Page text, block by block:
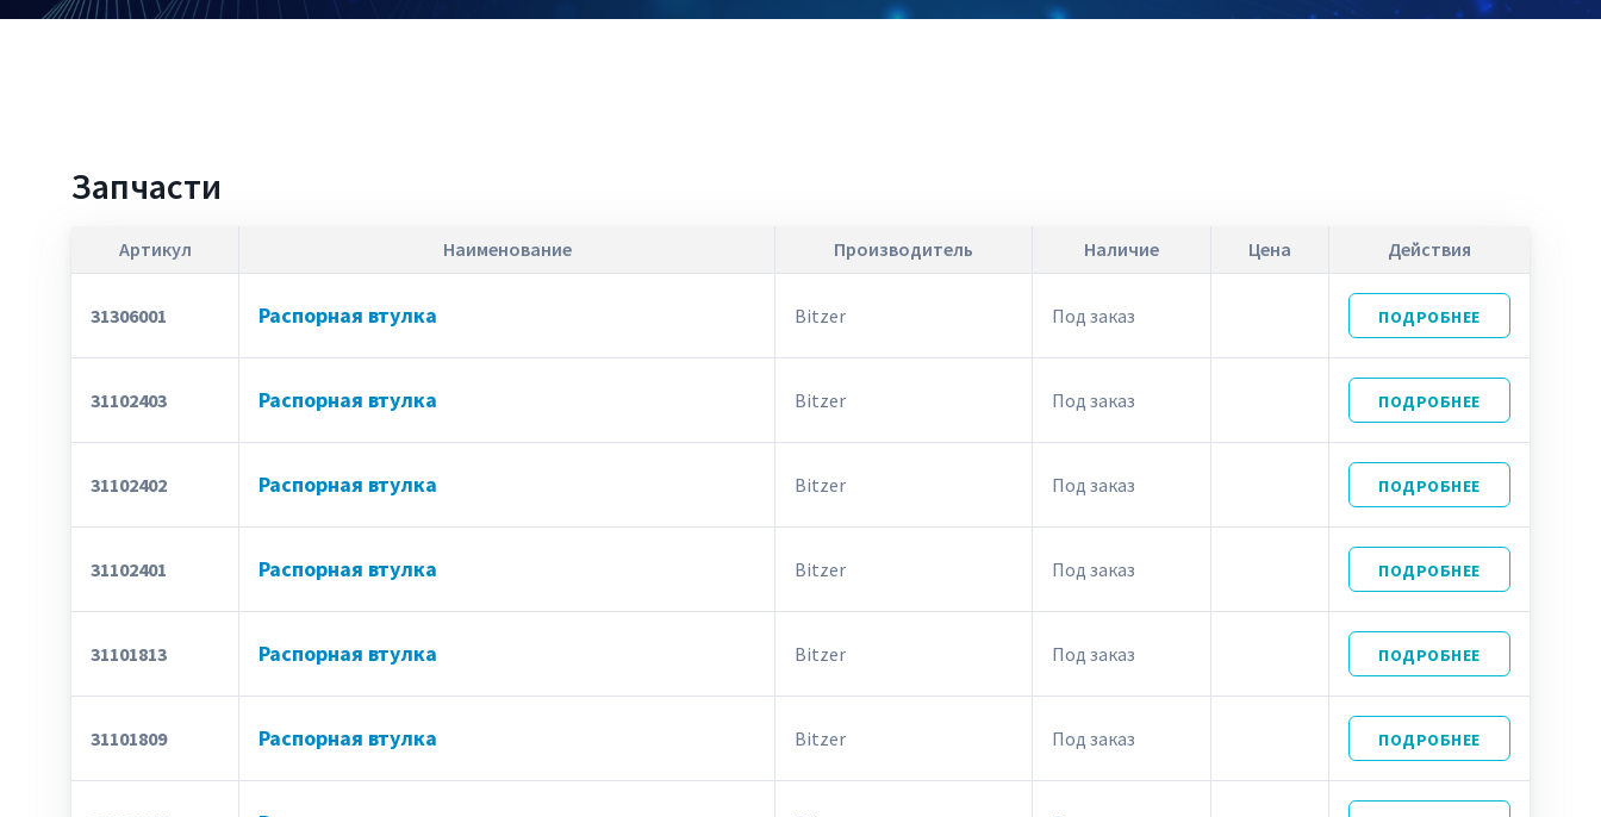
Запчасти
Артикул Наименование Производитель Наличие Цена Действия
31306001 Распорная втулка Bitzer Под заказ ПОДРОБНЕЕ
31102403 Распорная втулка Bitzer Под заказ ПОДРОБНЕЕ
31102402 Распорная втулка Bitzer Под заказ ПОДРОБНЕЕ
31102401 Распорная втулка Bitzer Под заказ ПОДРОБНЕЕ
31101813 Распорная втулка Bitzer Под заказ ПОДРОБНЕЕ
31101809 Распорная втулка Bitzer Под заказ ПОДРОБНЕЕ